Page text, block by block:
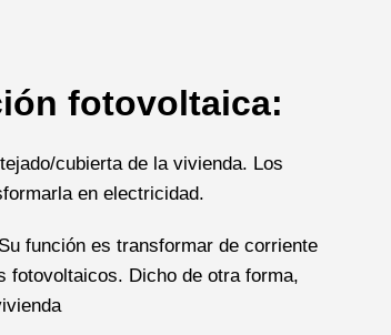
fotovoltaica:
cubierta de la vivienda. Los
en electricidad.
función es transformar de corriente
fotovoltaicos. Dicho de otra forma,